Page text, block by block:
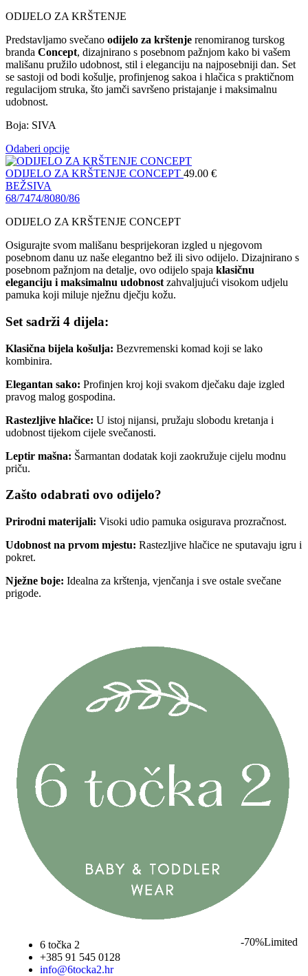
-70%Limited
ODIJELO ZA KRŠTENJE
Predstavljamo svečano odijelo za krštenje renomiranog turskog
branda Concept, dizajnirano s posebnom pažnjom kako bi vašem
mališanu pružilo udobnost, stil i eleganciju na najposebniji dan. Set
se sastoji od bodi košulje, profinjenog sakoa i hlačica s praktičnom
regulacijom struka, što jamči savršeno pristajanje i maksimalnu
udobnost.
Boja: SIVA
Odaberi opcije
ODIJELO ZA KRŠTENJE CONCEPT 49.00 €
BEŽSIVA
68/7474/8080/86
ODIJELO ZA KRŠTENJE CONCEPT
Osigurajte svom mališanu besprijekoran izgled u njegovom
posebnom danu uz naše elegantno bež ili sivo odijelo. Dizajnirano s
posebnom pažnjom na detalje, ovo odijelo spaja klasičnu
eleganciju i maksimalnu udobnost zahvaljujući visokom udjelu
pamuka koji miluje nježnu dječju kožu.
Set sadrži 4 dijela:
Klasična bijela košulja: Bezvremenski komad koji se lako
kombinira.
Elegantan sako: Profinjen kroj koji svakom dječaku daje izgled
pravog malog gospodina.
Rastezljive hlačice: U istoj nijansi, pružaju slobodu kretanja i
udobnost tijekom cijele svečanosti.
Leptir mašna: Šarmantan dodatak koji zaokružuje cijelu modnu
priču.
Zašto odabrati ovo odijelo?
Prirodni materijali: Visoki udio pamuka osigurava prozračnost.
Udobnost na prvom mjestu: Rastezljive hlačice ne sputavaju igru i
pokret.
Nježne boje: Idealna za krštenja, vjenčanja i sve ostale svečane
prigode.
6 točka 2
+385 91 545 0128
info@6tocka2.hr